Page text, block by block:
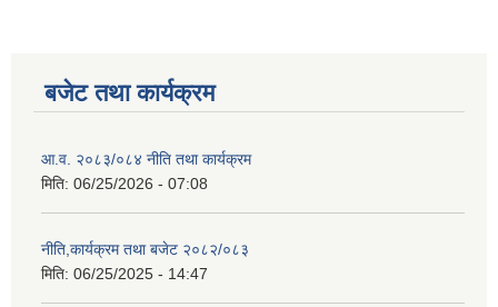
बजेट तथा कार्यक्रम
आ.व. २०८३/०८४ नीति तथा कार्यक्रम
मिति: 06/25/2026 - 07:08
नीति,कार्यक्रम तथा बजेट २०८२/०८३
मिति: 06/25/2025 - 14:47